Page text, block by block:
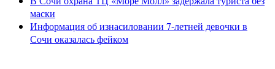
маски
Информация об изнасиловании 7-летней девочки в
Сочи оказалась фейком